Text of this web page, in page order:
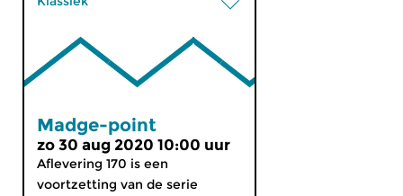
Madge-point
zo 30 aug 2020 10:00 uur
Aflevering 170 is een
voortzetting van de serie